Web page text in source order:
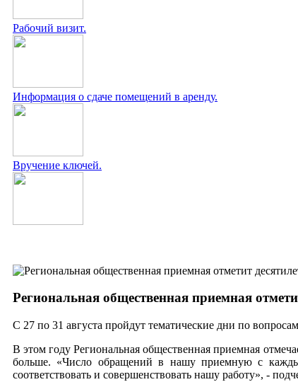
Рабочий визит.
Информация о сдаче помещений в аренду.
Вручение ключей.
Региональная общественная приемная
С 27 по 31 августа пройдут тематические дни по
В этом году Региональная общественная приемная
больше. «Число обращений в нашу приемную с
соответствовать и совершенствовать нашу работу», -